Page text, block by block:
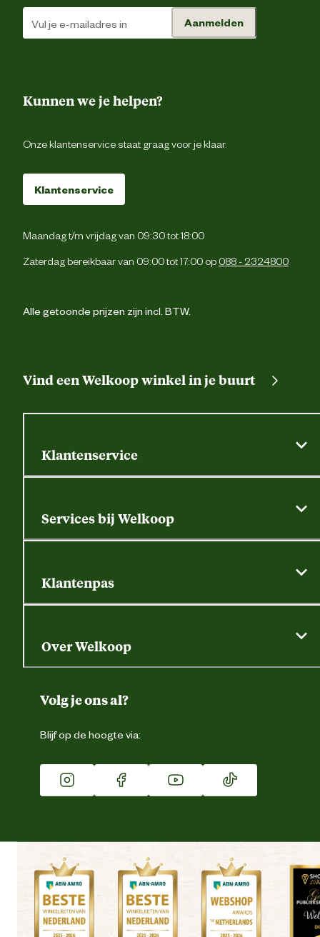
Aanmelden
Kunnen we je helpen?
Onze klantenservice staat graag voor je klaar.
Klantenservice
Maandag t/m vrijdag van 09:30 tot 18:00
Zaterdag bereikbaar van 09:00 tot 17:00 op 088 - 2324800
Alle getoonde prijzen zijn incl. BTW.
Vind een Welkoop winkel in je buurt
Klantenservice
Contactformulier
Retouren, service en garantie
Services bij Welkoop
Dierspecialist
Klantenpas
Gegevens wijzigen
Over Welkoop
Duurzaamheid
Franchise
Vacatures
Winkels
Volg je ons al?
Blijf op de hoogte via: